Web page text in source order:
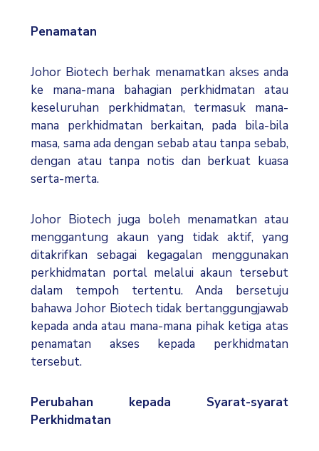
Penamatan
Johor Biotech berhak menamatkan akses anda
ke mana-mana bahagian perkhidmatan atau
keseluruhan perkhidmatan, termasuk mana-
mana perkhidmatan berkaitan, pada bila-bila
masa, sama ada dengan sebab atau tanpa sebab,
dengan atau tanpa notis dan berkuat kuasa
serta-merta.
Johor Biotech juga boleh menamatkan atau
menggantung akaun yang tidak aktif, yang
ditakrifkan sebagai kegagalan menggunakan
perkhidmatan portal melalui akaun tersebut
dalam tempoh tertentu. Anda bersetuju
bahawa Johor Biotech tidak bertanggungjawab
kepada anda atau mana-mana pihak ketiga atas
penamatan akses kepada perkhidmatan
tersebut.
Perubahan kepada Syarat-syarat
Perkhidmatan